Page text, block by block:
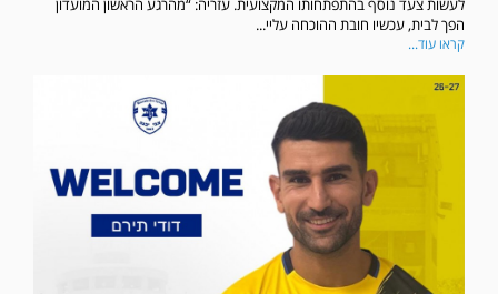
לעשות צעד נוסף בהתפתחותו המקצועית. עזריה: “מהרגע הראשון המועדון
הפך לבית, עכשיו חובת ההוכחה עליי...
קראו עוד...